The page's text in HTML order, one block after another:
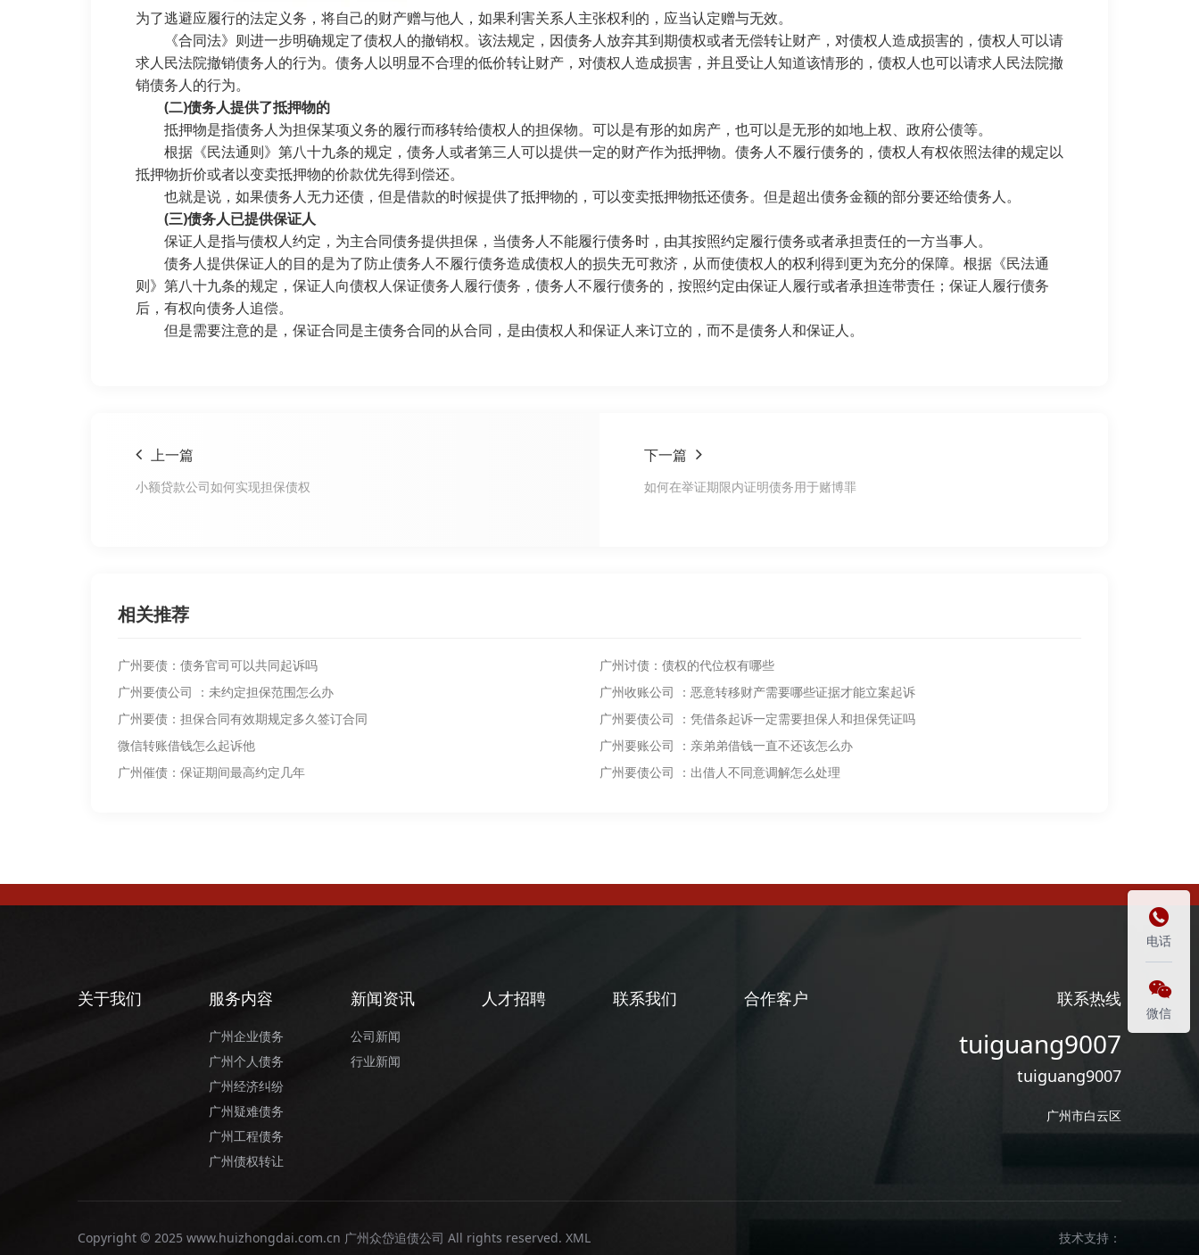
为了逃避应履行的法定义务，将自己的财产赠与他人，如果利害关系人主张权利的，应当认定赠与无效。
《合同法》则进一步明确规定了债权人的撤销权。该法规定，因债务人放弃其到期债权或者无偿转让财产，对债权人造成损害的，债权人可以请
求人民法院撤销债务人的行为。债务人以明显不合理的低价转让财产，对债权人造成损害，并且受让人知道该情形的，债权人也可以请求人民法院撤
销债务人的行为。
(二)债务人提供了抵押物的
抵押物是指债务人为担保某项义务的履行而移转给债权人的担保物。可以是有形的如房产，也可以是无形的如地上权、政府公债等。
根据《民法通则》第八十九条的规定，债务人或者第三人可以提供一定的财产作为抵押物。债务人不履行债务的，债权人有权依照法律的规定以
抵押物折价或者以变卖抵押物的价款优先得到偿还。
也就是说，如果债务人无力还债，但是借款的时候提供了抵押物的，可以变卖抵押物抵还债务。但是超出债务金额的部分要还给债务人。
(三)债务人已提供保证人
保证人是指与债权人约定，为主合同债务提供担保，当债务人不能履行债务时，由其按照约定履行债务或者承担责任的一方当事人。
债务人提供保证人的目的是为了防止债务人不履行债务造成债权人的损失无可救济，从而使债权人的权利得到更为充分的保障。根据《民法通
则》第八十九条的规定，保证人向债权人保证债务人履行债务，债务人不履行债务的，按照约定由保证人履行或者承担连带责任；保证人履行债务
后，有权向债务人追偿。
但是需要注意的是，保证合同是主债务合同的从合同，是由债权人和保证人来订立的，而不是债务人和保证人。
上一篇
小额贷款公司如何实现担保债权
下一篇
如何在举证期限内证明债务用于赌博罪
相关推荐
广州要债：债务官司可以共同起诉吗
广州讨债：债权的代位权有哪些
广州要债公司 ：未约定担保范围怎么办
广州收账公司 ：恶意转移财产需要哪些证据才能立案起诉
广州要债：担保合同有效期规定多久签订合同
广州要债公司 ：凭借条起诉一定需要担保人和担保凭证吗
微信转账借钱怎么起诉他
广州要账公司 ：亲弟弟借钱一直不还该怎么办
广州催债：保证期间最高约定几年
广州要债公司 ：出借人不同意调解怎么处理
关于我们 服务内容
广州企业债务
广州个人债务
广州经济纠纷
广州疑难债务
广州工程债务
广州债权转让
新闻资讯
公司新闻
行业新闻
人才招聘 联系我们 合作客户 联系热线
tuiguang9007
tuiguang9007
广州市白云区
Copyright © 2025 www.huizhongdai.com.cn 广州众岱追债公司 All rights reserved. XML 技术支持：

电话

微信